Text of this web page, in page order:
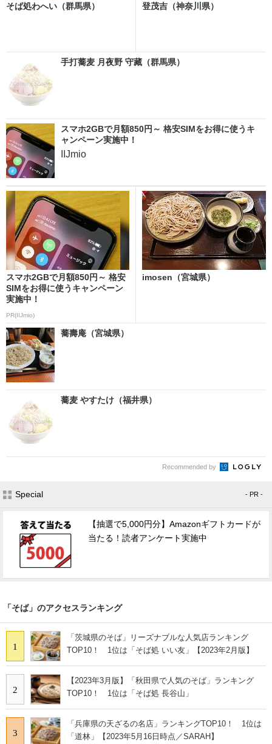
そば処わへい（群馬県） 登茂吉（神奈川県）
手打蕎麦 月夜野 守藏（群馬県）
スマホ2GBで月額850円～ 格安SIMをお得に使うキ
ャンペーン実施中！
IIJmio
スマホ2GBで月額850円～ 格安
SIMをお得に使うキャンペーン
実施中！
PR(IIJmio)
imosen（宮城県）
蕎壽庵（宮城県）
蕎麦 やすたけ（福井県）
Recommended by
Special - PR -
【抽選で5,000円分】Amazonギフトカードが
当たる！読者アンケート実施中
「そば」のアクセスランキング
1
「茨城県のそば」リーズナブルな人気店ランキング
TOP10！ 1位は「そば処 いい友」【2023年2月版】
2
【2023年3月版】「秋田県で人気のそば」ランキング
TOP10！ 1位は「そば処 長谷山」
3
「兵庫県の天ざるの名店」ランキングTOP10！ 1位は
「道林」【2023年5月16日時点／SARAH】